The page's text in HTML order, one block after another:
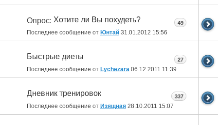
Опрос: Хотите ли Вы похудеть?
Последнее сообщение от Юнтай 31.01.2012 15:56
49
Быстрые диеты
Последнее сообщение от Lychezara 06.12.2011 11:39
27
Дневник тренировок
Последнее сообщение от Изящная 28.10.2011 15:07
337